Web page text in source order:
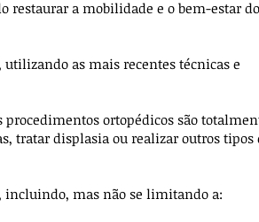
restaurar a mobilidade e o bem-estar
as mais recentes técnicas e
ortopédicos são
tratar displasia ou realizar outros tipos
incluindo, mas não se limitando a: